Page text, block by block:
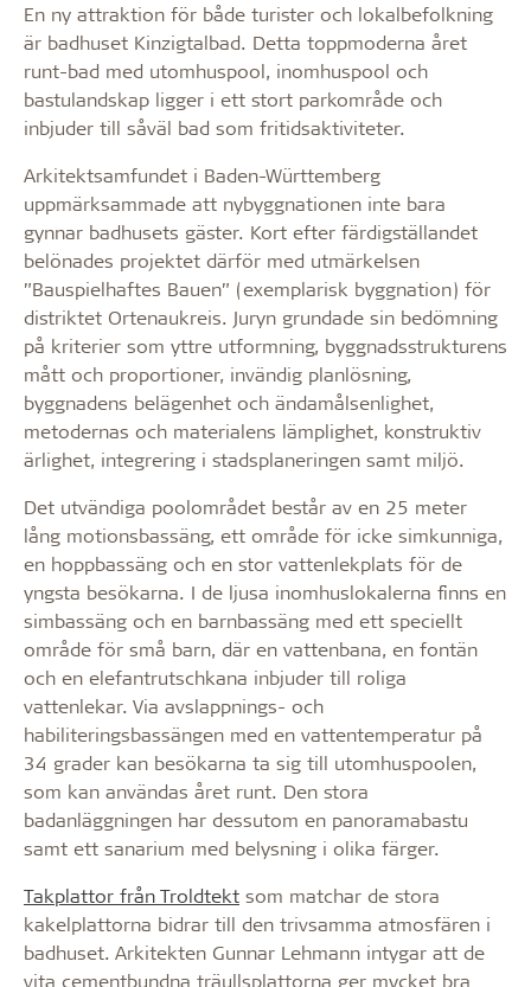
En ny attraktion för både turister och lokalbefolkning
är badhuset Kinzigtalbad. Detta toppmoderna året
runt-bad med utomhuspool, inomhuspool och
bastulandskap ligger i ett stort parkområde och
inbjuder till såväl bad som fritidsaktiviteter.
Arkitektsamfundet i Baden-Württemberg
uppmärksammade att nybyggnationen inte bara
gynnar badhusets gäster. Kort efter färdigställandet
belönades projektet därför med utmärkelsen
”Bauspielhaftes Bauen” (exemplarisk byggnation) för
distriktet Ortenaukreis. Juryn grundade sin bedömning
på kriterier som yttre utformning, byggnadsstrukturens
mått och proportioner, invändig planlösning,
byggnadens belägenhet och ändamålsenlighet,
metodernas och materialens lämplighet, konstruktiv
ärlighet, integrering i stadsplaneringen samt miljö.
Det utvändiga poolområdet består av en 25 meter
lång motionsbassäng, ett område för icke simkunniga,
en hoppbassäng och en stor vattenlekplats för de
yngsta besökarna. I de ljusa inomhuslokalerna finns en
simbassäng och en barnbassäng med ett speciellt
område för små barn, där en vattenbana, en fontän
och en elefantrutschkana inbjuder till roliga
vattenlekar. Via avslappnings- och
habiliteringsbassängen med en vattentemperatur på
34 grader kan besökarna ta sig till utomhuspoolen,
som kan användas året runt. Den stora
badanläggningen har dessutom en panoramabastu
samt ett sanarium med belysning i olika färger.
Takplattor från Troldtekt som matchar de stora
kakelplattorna bidrar till den trivsamma atmosfären i
badhuset. Arkitekten Gunnar Lehmann intygar att de
vita cementbundna träullsplattorna ger mycket bra